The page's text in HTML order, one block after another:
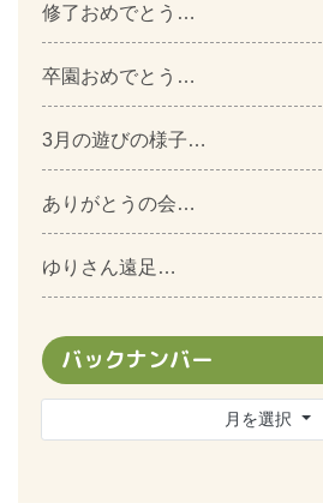
修了おめでとう…
卒園おめでとう…
3月の遊びの様子…
ありがとうの会…
ゆりさん遠足…
バックナンバー
月を選択